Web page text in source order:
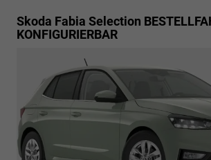
Skoda Fabia Selection
KONFIGURIERBAR